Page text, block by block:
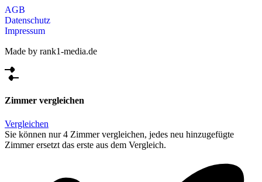
AGB
Datenschutz
Impressum
Made by rank1-media.de
Zimmer vergleichen
Vergleichen
Sie können nur 4 Zimmer vergleichen, jedes neu hinzugefügte
Zimmer ersetzt das erste aus dem Vergleich.